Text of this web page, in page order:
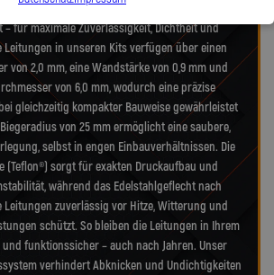
Edelstahlanschlüsse und deutsche
– für maximale Zuverlässigkeit, Dichtheit und
Leitungen in unseren Kits verfügen über einen
von 2,0 mm, eine Wandstärke von 0,9 mm und
von 6,0 mm, wodurch eine präzise
gleichzeitig kompakter Bauweise gewährleistet
von 25 mm ermöglicht eine saubere,
selbst in engen Einbauverhältnissen. Die
(Teflon®) sorgt für exakten Druckaufbau und
während das Edelstahlgeflecht nach
zuverlässig vor Hitze, Witterung und
schützt. So bleiben die Leitungen in Ihrem
funktionssicher – auch nach Jahren. Unser
verhindert Abknicken und Undichtigkeiten